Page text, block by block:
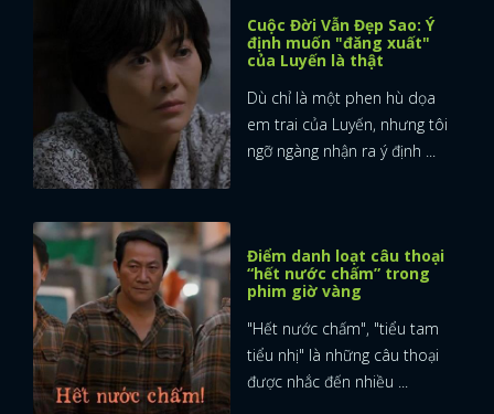
Cuộc Đời Vẫn Đẹp Sao: Ý
định muốn "đăng xuất"
của Luyến là thật
Dù chỉ là một phen hù dọa
em trai của Luyến, nhưng tôi
ngỡ ngàng nhận ra ý định ...
Điểm danh loạt câu thoại
“hết nước chấm” trong
phim giờ vàng
"Hết nước chấm", "tiểu tam
tiểu nhị" là những câu thoại
được nhắc đến nhiều ...